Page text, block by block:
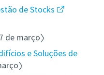
de Stocks
de março〉
e Soluções de
〉